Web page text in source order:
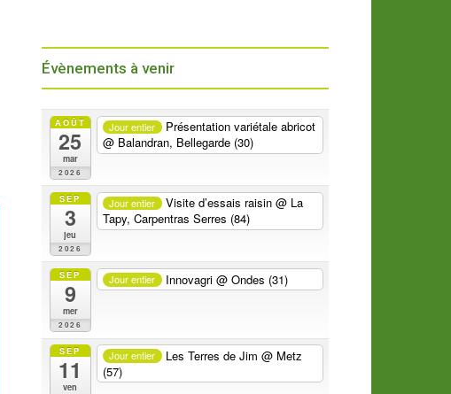
Évènements à venir
AOÛT
25
mar
2026
Jour entier
Présentation variétale abricot
@ Balandran, Bellegarde (30)
SEP
3
jeu
2026
Jour entier Visite d’essais raisin@ La
Tapy, Carpentras Serres (84)
SEP
9
mer
2026
Jour entier Innovagri@ Ondes (31)
SEP
11
ven
Jour entier Les Terres de Jim@ Metz
(57)